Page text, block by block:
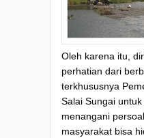
Oleh karena itu,
perhatian dari
terkhususnya
Salai Sungai
menangani
masyarakat bisa